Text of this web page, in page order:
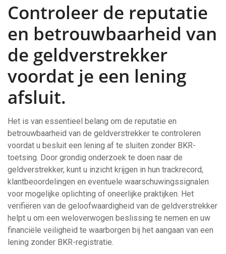
Controleer de reputatie
en betrouwbaarheid van
de geldverstrekker
voordat je een lening
afsluit.
Het is van essentieel belang om de reputatie en
betrouwbaarheid van de geldverstrekker te controleren
voordat u besluit een lening af te sluiten zonder BKR-
toetsing. Door grondig onderzoek te doen naar de
geldverstrekker, kunt u inzicht krijgen in hun trackrecord,
klantbeoordelingen en eventuele waarschuwingssignalen
voor mogelijke oplichting of oneerlijke praktijken. Het
verifiëren van de geloofwaardigheid van de geldverstrekker
helpt u om een weloverwogen beslissing te nemen en uw
financiële veiligheid te waarborgen bij het aangaan van een
lening zonder BKR-registratie.